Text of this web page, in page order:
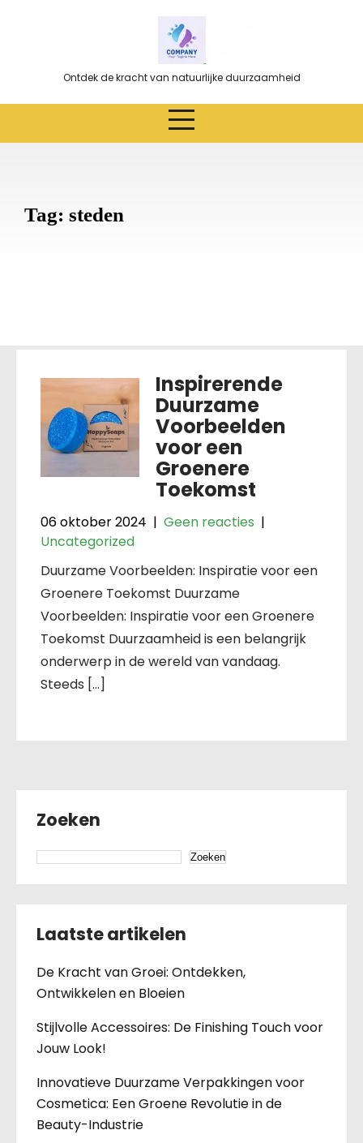
Ontdek de kracht van natuurlijke duurzaamheid
Tag: steden
Inspirerende
Duurzame
Voorbeelden
voor een
Groenere
Toekomst
06 oktober 2024 | Geen reacties |
Uncategorized
Duurzame Voorbeelden: Inspiratie voor een
Groenere Toekomst Duurzame
Voorbeelden: Inspiratie voor een Groenere
Toekomst Duurzaamheid is een belangrijk
onderwerp in de wereld van vandaag.
Steeds […]
Zoeken
Zoeken
Laatste artikelen
De Kracht van Groei: Ontdekken,
Ontwikkelen en Bloeien
Stijlvolle Accessoires: De Finishing Touch voor
Jouw Look!
Innovatieve Duurzame Verpakkingen voor
Cosmetica: Een Groene Revolutie in de
Beauty-Industrie